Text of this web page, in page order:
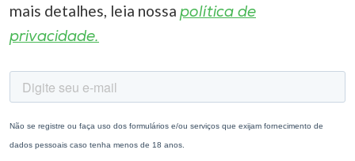
mais detalhes, leia nossa política de
privacidade.